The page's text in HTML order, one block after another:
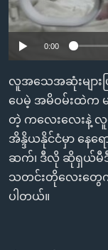
သို့
ကျော်
ကြည့်
ရှာဖွေ
ရန်
နေရာ
သို့
ကျော်
ရန်
ဗွီအိုအေ လူမှုကွန်ယက်မျ
ဘာသာစကားမျာ
0:00
လူအသေအဆုံးများ
ပေမဲ့ အမိဝမ်းထဲက
တဲ့ ကလေးလေးနဲ့ လူ
အိန္ဒိယနိုင်ငံမှာ နေ
ဆက်၊ ဒီလို ဆိုရှယ်မီဒီ
သတင်းတိုလေးတွေကို
ပါတယ်။